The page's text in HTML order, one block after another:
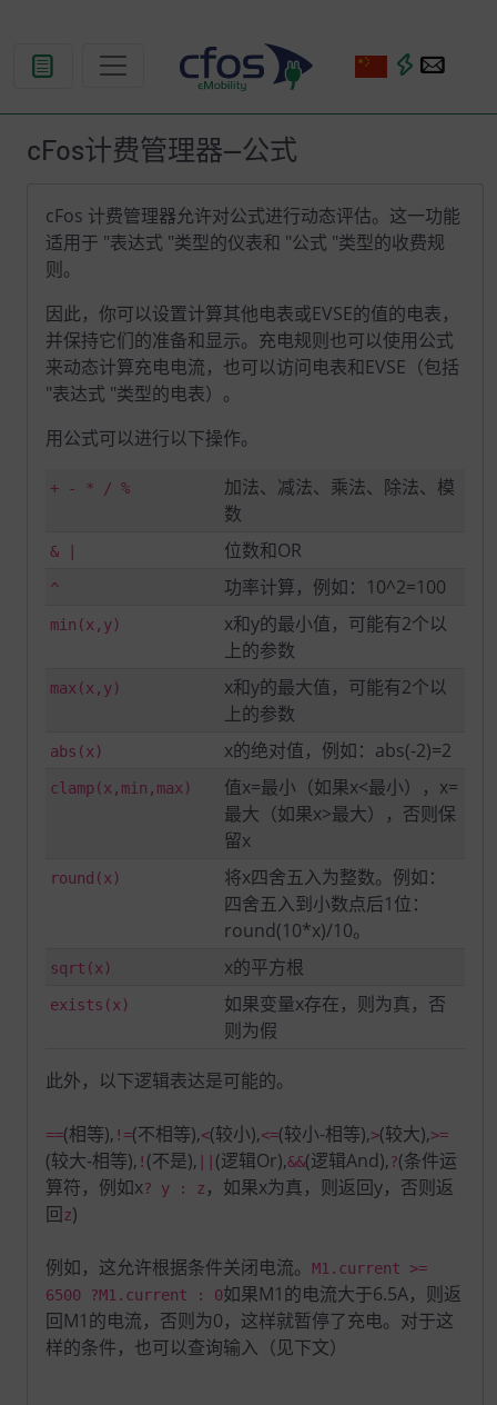
cFos计费管理器--公式
cFos 计费管理器允许对公式进行动态评估。这一功能
适用于 "表达式 "类型的仪表和 "公式 "类型的收费规
则。
因此，你可以设置计算其他电表或EVSE的值的电表，
并保持它们的准备和显示。充电规则也可以使用公式
来动态计算充电电流，也可以访问电表和EVSE（包括
"表达式 "类型的电表）。
用公式可以进行以下操作。
+ - * / %
加法、减法、乘法、除法、模
数
& | 位数和OR
^ 功率计算，例如：10^2=100
min(x,y)
x和y的最小值，可能有2个以
上的参数
max(x,y)
x和y的最大值，可能有2个以
上的参数
abs(x) x的绝对值，例如：abs(-2)=2
clamp(x,min,max)
值x=最小（如果x<最小），x=
最大（如果x>最大），否则保
留x
round(x)
将x四舍五入为整数。例如：
四舍五入到小数点后1位：
round(10*x)/10。
sqrt(x) x的平方根
exists(x)
如果变量x存在，则为真，否
则为假
此外，以下逻辑表达是可能的。
==(相等), !=(不相等),<(较小),<=(较小-相等),>(较大),>=
(较大-相等), ! (不是), (逻辑Or),&&(逻辑And),?(条件运
算符，例如x? y : z ，如果x为真，则返回y，否则返
回z)
例如，这允许根据条件关闭电流。
M1.current >=
6500 ?M1.current : 0如果M1的电流大于6.5A，则返
回M1的电流，否则为0，这样就暂停了充电。对于这
样的条件，也可以查询输入（见下文）